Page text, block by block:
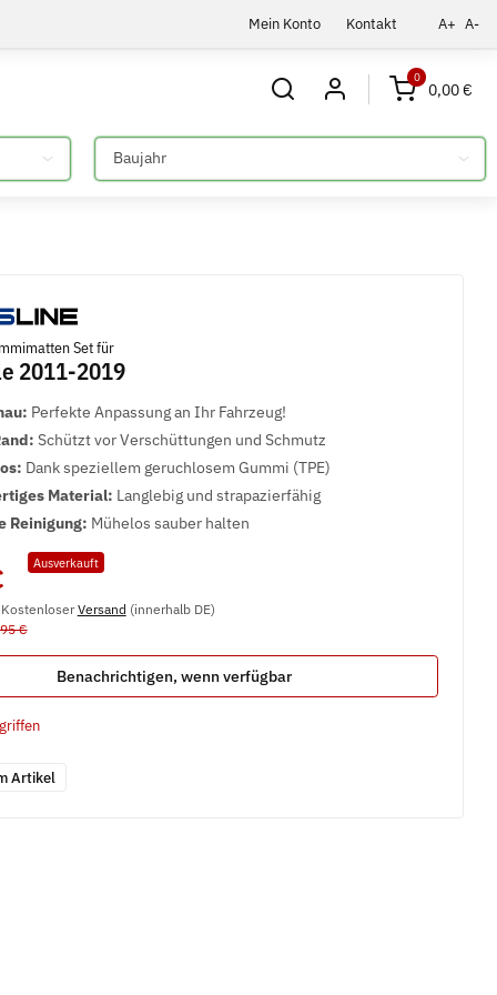
Mein Konto Kontakt A+ A-
0
0,00 €
Bitte auswählen
Set für
2011-2019
Perfekte Anpassung an Ihr Fahrzeug!
Schützt vor Verschüttungen und Schmutz
Dank speziellem geruchlosem Gummi (TPE)
Material: Langlebig und strapazierfähig
Reinigung: Mühelos sauber halten
Ausverkauft
KostenloserVersand (innerhalb DE)
€
Benachrichtigen, wenn verfügbar
Artikel